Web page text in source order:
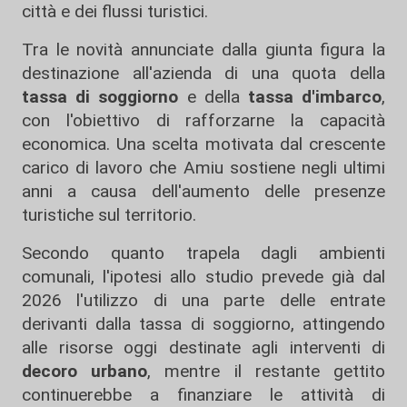
città e dei flussi turistici.
Tra le novità annunciate dalla giunta figura la
destinazione all'azienda di una quota della
tassa di soggiorno e della tassa d'imbarco,
con l'obiettivo di rafforzarne la capacità
economica. Una scelta motivata dal crescente
carico di lavoro che Amiu sostiene negli ultimi
anni a causa dell'aumento delle presenze
turistiche sul territorio.
Secondo quanto trapela dagli ambienti
comunali, l'ipotesi allo studio prevede già dal
2026 l'utilizzo di una parte delle entrate
derivanti dalla tassa di soggiorno, attingendo
alle risorse oggi destinate agli interventi di
decoro urbano, mentre il restante gettito
continuerebbe a finanziare le attività di